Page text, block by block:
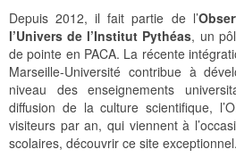
Depuis 2012, il fait partie de l’
l’Univers de l’Institut Pythéas, un
de pointe en PACA. La récente
Marseille-Université contribue à
niveau des enseignements
diffusion de la culture scientifique,
visiteurs par an, qui viennent à
scolaires, découvrir ce site exceptionnel.